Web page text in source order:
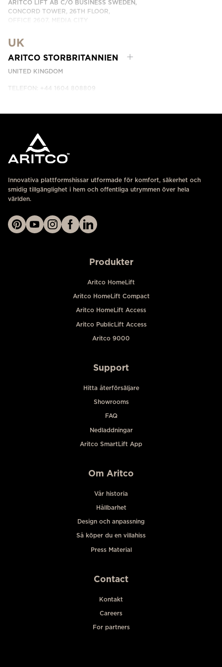
ARITCO LIFT AB C/O BUSINESS SWEDEN,
CONCORD TOWER, 26TH FLOOR,
OFFICE 2607, MEDIA CITY
KONTAKTA OSS
UK
ARITCO STORBRITANNIEN
UNITED KINGDOM
TELEFON: +44 1604 808809
Innovativa plattformshissar utformade för komfort, säkerhet och
smidig tillgänglighet i hem och offentliga utrymmen över hela
världen.
Produkter
Aritco HomeLift
Aritco HomeLift Compact
Aritco HomeLift Access
Aritco PublicLift Access
Aritco 9000
Support
Hitta återförsäljare
Showrooms
FAQ
Nedladdningar
Aritco SmartLift App
Om Aritco
Vår historia
Hållbarhet
Design och anpassning
Så köper du en villahiss
Press Material
Contact
Kontakt
Careers
For partners